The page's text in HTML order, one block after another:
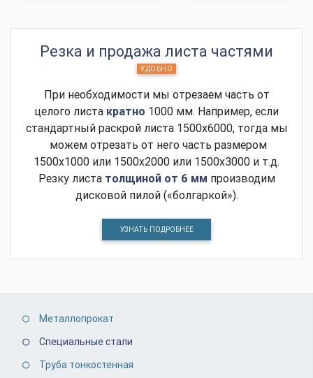
Резка и продажа листа частями
УДОБНО
При необходимости мы отрезаем часть от
целого листа кратно 1000 мм. Например, если
стандартный раскрой листа 1500х6000, тогда мы
можем отрезать от него часть размером
1500х1000 или 1500х2000 или 1500х3000 и т.д.
Резку листа толщиной от 6 мм производим
дисковой пилой («болгаркой»).
УЗНАТЬ ПОДРОБНЕЕ
Металлопрокат
Специальные стали
Труба тонкостенная